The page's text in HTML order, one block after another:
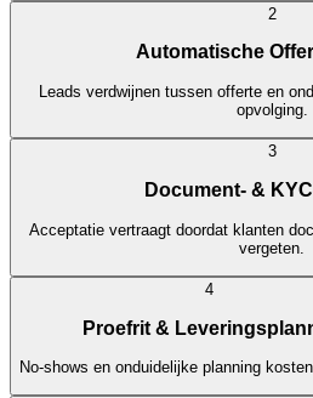
2
Automatische
Leads verdwijnen tussen offerte en
opvolging.
3
Document- &
Acceptatie vertraagt doordat klanten
vergeten.
4
Proefrit &
No-shows en onduidelijke planning